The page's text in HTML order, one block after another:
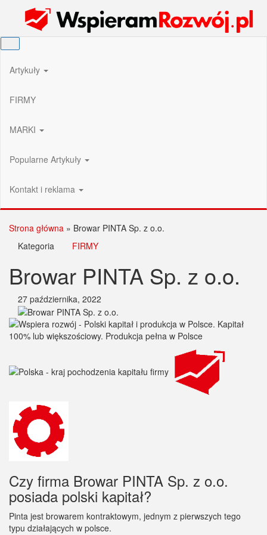
Wspieram Rozwój PL
Artykuły
FIRMY
MARKI
Popularne Artykuły
Kontakt i reklama
Strona główna » Browar PINTA Sp. z o.o.
Kategoria
FIRMY
Browar PINTA Sp. z o.o.
27 października, 2022
Czy firma Browar PINTA Sp. z o.o.
posiada polski kapitał?
Pinta jest browarem kontraktowym, jednym z pierwszych tego
typu działających w polsce.